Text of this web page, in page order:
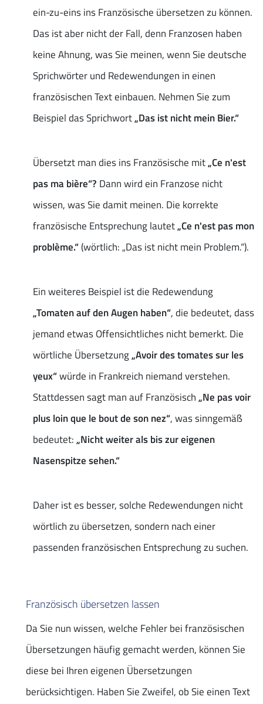
ein-zu-eins ins Französische übersetzen zu können.
Das ist aber nicht der Fall, denn Franzosen haben
keine Ahnung, was Sie meinen, wenn Sie deutsche
Sprichwörter und Redewendungen in einen
französischen Text einbauen. Nehmen Sie zum
Beispiel das Sprichwort„Das ist nicht mein Bier.“
Übersetzt man dies ins Französische mit„Ce n'est
pas ma bière“? Dann wird ein Franzose nicht
wissen, was Sie damit meinen. Die korrekte
französische Entsprechung lautet„Ce n'est pas mon
problème.“(wörtlich: „Das ist nicht mein Problem.“).
Ein weiteres Beispiel ist die Redewendung
„Tomaten auf den Augen haben“, die bedeutet, dass
jemand etwas Offensichtliches nicht bemerkt. Die
wörtliche Übersetzung„Avoir des tomates sur les
yeux“würde in Frankreich niemand verstehen.
Stattdessen sagt man auf Französisch„Ne pas voir
plus loin que le bout de son nez“, was sinngemäß
bedeutet:„Nicht weiter als bis zur eigenen
Nasenspitze sehen.“
Daher ist es besser, solche Redewendungen nicht
wörtlich zu übersetzen, sondern nach einer
passenden französischen Entsprechung zu suchen.
Französisch übersetzen lassen
Da Sie nun wissen, welche Fehler bei französischen
Übersetzungen häufig gemacht werden, können Sie
diese bei Ihren eigenen Übersetzungen
berücksichtigen. Haben Sie Zweifel, ob Sie einen Text